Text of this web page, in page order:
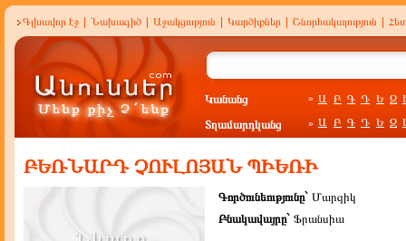
Գլխավոր էջ Նախագիծ Աջակցություն Կարծիքներ Շնորհակալություն
Կանանց » Ա Բ Գ Դ Ե Զ
Տղամարդկանց » Ա Բ Գ Դ Ե Զ
ԲԵՌՆԱՐԴ ՉՈՒԼՈՅԱՆ ՊԻԵՌԻ
Գործունեությունը` Մարզիկ
Բնակավայրը` Ֆրանսիա